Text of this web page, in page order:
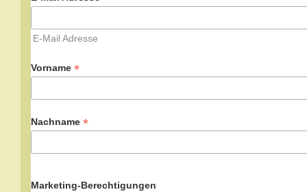
E-Mail Adresse
Vorname *
Nachname *
Marketing-Berechtigungen